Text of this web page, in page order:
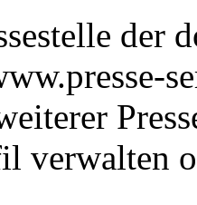
der
verwalten